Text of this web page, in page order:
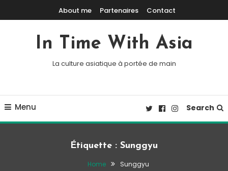
Skip To ContentAbout me Partenaires Contact
In Time With Asia
La culture asiatique à portée de main
Menu Search
Étiquette : Sunggyu
Home Sunggyu